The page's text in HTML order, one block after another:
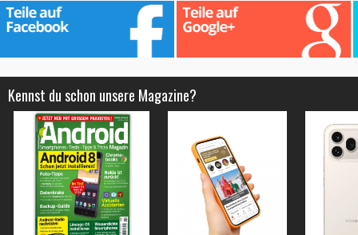
Kennst du schon unsere Magazine?